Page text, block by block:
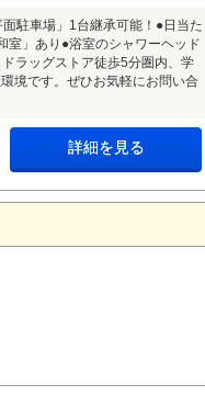
駐車場」1台継承可能！●日当た
室」あり●浴室のシャワーヘッド
ラッグストア徒歩5分圏内、学
境です。ぜひお気軽にお問い合
詳細を見る